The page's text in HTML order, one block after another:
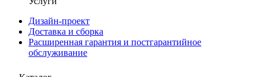
Дизайн-проект
Доставка и сборка
Расширенная гарантия и постгарантийное
обслуживание